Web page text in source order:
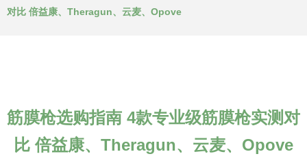
对比 倍益康、Theragun、云麦、Opove
筋膜枪选购指南 4款专业级筋膜枪实测对
比 倍益康、Theragun、云麦、Opove